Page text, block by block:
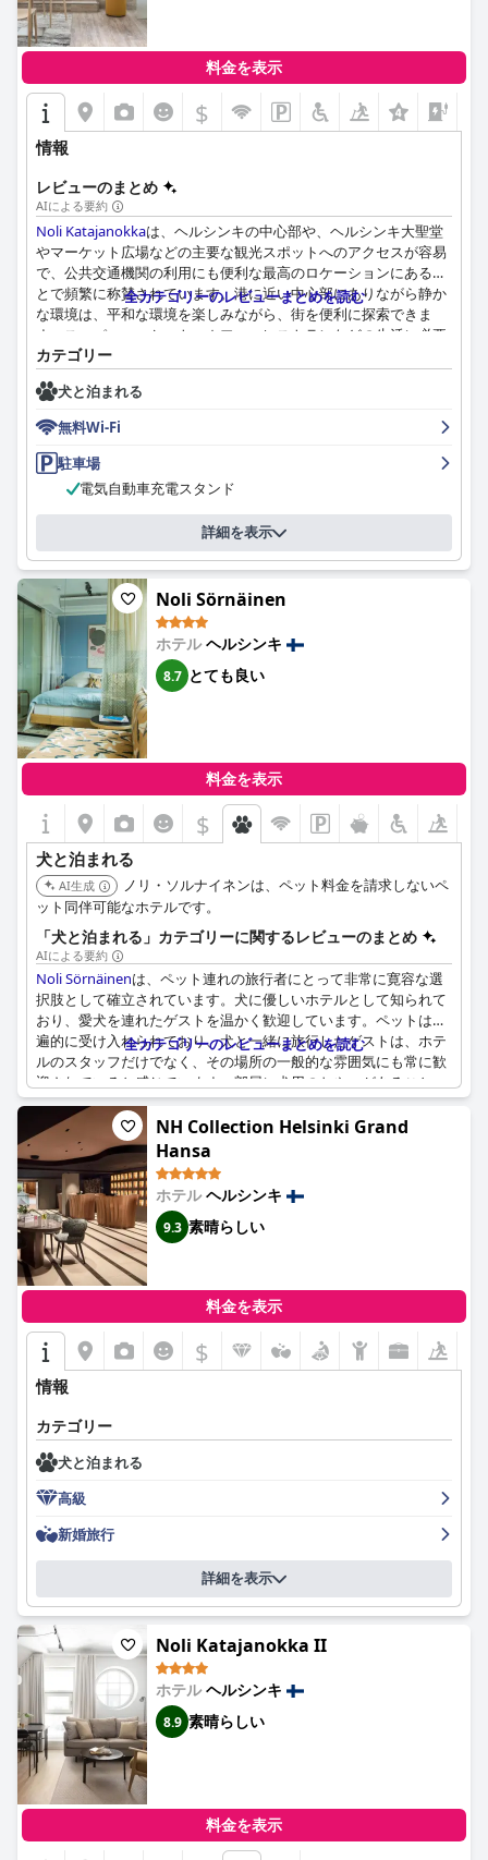
料金を表示
$
情報
レビューのまとめ
AIによる要約
Noli Katajanokkaは、ヘルシンキの中心部や、ヘルシンキ大聖堂
やマーケット広場などの主要な観光スポットへのアクセスが容易
で、公共交通機関の利用にも便利な最高のロケーションにあるこ
とで頻繁に称賛されています。港に近い中心部にありながら静か
な環境は、平和な環境を楽しみながら、街を便利に探索できま
す。スーパーマーケット、カフェ、レストランなどの生活に必要
なサービスも徒歩圏内にあり、全体的な利便性を高めています。
ホテルの宿泊施設は、モダンで清潔、スタイリッシュな設備が整
っていることで評価が高く、多くの客室からは港の素晴らしい景
色を眺めることができます。客室とスタジオアパートメントは、
清潔で快適、機能的であると評価されており、設備が整っている
点が評価されています。これらの客室には、簡易キッチン、食器
洗い機、洗濯機などのモダンなアメニティが備わっており、短期
滞在にも長期滞在にも適しています。
朝食の品揃えについては意見が分かれており、ミニマルで種類が
少ないと感じるゲストもいますが、近くのカフェでは美味しくユ
ニークな朝食を提供しているという肯定的な意見もあります。た
だし、ホテル内の朝食のバラエティと利用しやすさに関しては改
善の余地があるようです。
Noli Katajanokka のスタッフは、そのフレンドリーさ、親切さ、
効率性で高い評価を受けています。ゲストは、スタッフの歓迎的
な態度と、快適な滞在を保証するために最大限の努力を惜しまな
い姿勢を称賛しています。スムーズなチェックインとチェックア
ウトの手続きも、ゲストエクスペリエンスをさらに向上させてい
清潔さはもう一つの際立った側面であり、客室と共用エリア全体
で高い水準が維持されています。時折、軽微な問題もあります
が、全体的なフィードバックは、優れたレベルの清潔さを強調し
ています。
ホテルには、サウナ、ジェットバス、ゲームルーム、映画ルー
ム、屋上テラスなどの設備の整った共用エリアなど、印象的なア
メニティも揃っています。24時間年中無休で利用できるモダンな
ジムは特に高く評価されており、ホテルの魅力を大きく高めてい
ます。
駐車場は便利で好評で、事前予約可能なスペースと電気自動車充
電設備があります。暖房付きの地下ガレージは快適さを提供しま
すが、駐車料金が少し高いと感じるゲストもいます。
ベッドのサイズや硬さについては意見が分かれていますが、
Katajanokkaの全体的な雰囲気とアメニティは、快適な滞在を保
証します。ホテルはコストパフォーマンスに優れていると考えら
れており、特に競争力のある価格で4つ星の体験を提供していま
す。アクセシブルな機能と絶好のロケーションは、ヘルシンキで
快適でモダンな滞在を求める旅行者にとって最高の選択肢となっ
ています。
Noli Katajanokkaは、利便性、快適さ、モダンなア
メニティの優れた組み合わせを提供し、ヘルシンキへの訪問者に
とって強くお勧めの選択肢となっています。
全カテゴリーのレビューまとめを読む
カテゴリー
犬と泊まれる
無料Wi-Fi
駐車場
電気自動車充電スタンド
詳細を表示
Noli Sörnäinen
ホテルヘルシンキ
8.7 とても良い
料金を表示
$
犬と泊まれる
AI生成
ノリ・ソルナイネンは、ペット料金を請求しないペ
ット同伴可能なホテルです。
「犬と泊まれる」カテゴリーに関するレビューのまとめ
AIによる要約
Noli Sörnäinenは、ペット連れの旅行者にとって非常に寛容な選
択肢として確立されています。犬に優しいホテルとして知られて
おり、愛犬を連れたゲストを温かく歓迎しています。ペットは普
遍的に受け入れられており、犬と一緒に旅行したゲストは、ホテ
ルのスタッフだけでなく、その場所の一般的な雰囲気にも常に歓
迎されていると感じています。部屋に犬用のおやつがあること
は、毛皮で覆われた友達を快適に過ごせるように特別な配慮がさ
れていることを示唆しています。
利便性も強みであり、そのロケーションは人間とそのペットの両
方に最適です。近くには犬に優しいアメニティがたくさんあり、
犬の飼い主にとって理想的な場所です。部屋は小さいと説明され
ていますが、2人と2匹の犬が快適に収容できるほど十分です。周
辺地域を探索したい人のために、ホテルでは無料の自転車とヘル
メットも提供していますが、この機能は犬のニーズに直接関連し
ていません。
全体として、Noli Sörnäinenはペットを愛する施設として際立っ
ており、犬が許可されるだけでなく、心から歓迎されるようにし
ています。手頃な価格と、ペットに配慮した心遣いで、愛犬を置
いていくことを想像できない旅行者にとって、堅実な選択肢で
全カテゴリーのレビューまとめを読む
NH Collection Helsinki Grand
Hansa
ホテルヘルシンキ
9.3 素晴らしい
料金を表示
$
情報
カテゴリー
犬と泊まれる
高級
新婚旅行
詳細を表示
Noli Katajanokka II
ホテルヘルシンキ
8.9 素晴らしい
料金を表示